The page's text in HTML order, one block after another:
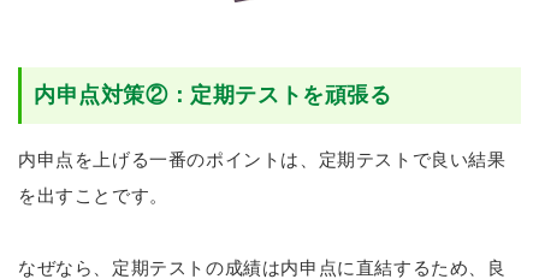
内申点対策②：定期テストを頑張る
内申点を上げる一番のポイントは、定期テストで良い結果
を出すことです。
なぜなら、定期テストの成績は内申点に直結するため、良